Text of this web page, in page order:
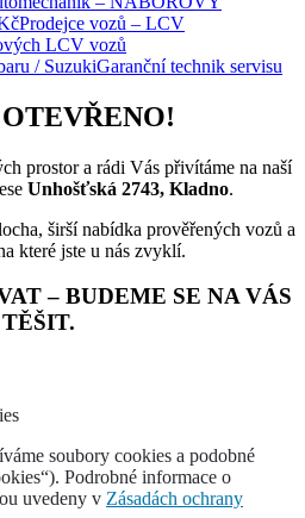
Prodejce vozů – LCV
LCV vozů
/ SuzukiGaranční technik servisu
prostor a rádi Vás přivítáme na naší
Unhošťská 2743, Kladno.
širší nabídka prověřených vozů a
které jste u nás zvyklí.
– BUDEME SE NA VÁS
TĚŠIT.
soubory cookies a podobné
Podrobné informace o
uvedeny v Zásadách ochrany